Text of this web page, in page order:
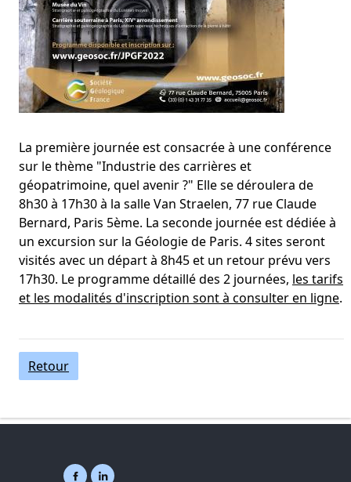
La première journée est consacrée à une conférence
sur le thème "Industrie des carrières et
géopatrimoine, quel avenir ?" Elle se déroulera de
8h30 à 17h30 à la salle Van Straelen, 77 rue Claude
Bernard, Paris 5ème. La seconde journée est dédiée à
un excursion sur la Géologie de Paris. 4 sites seront
visités avec un départ à 8h45 et un retour prévu vers
17h30. Le programme détaillé des 2 journées, les tarifs
et les modalités d'inscription sont à consulter en ligne.
Retour